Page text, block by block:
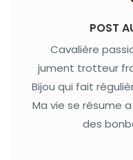
POST
Cavalière
jument trotteur
Bijou qui fait
Ma vie se résume
des